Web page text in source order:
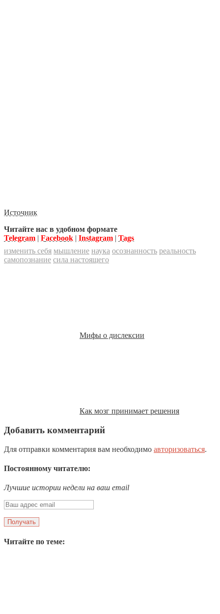
Источник
Читайте нас в удобном формате
Telegram | Facebook | Instagram | Tags
изменить себя мышление наука осознанность реальность
самопознание сила настоящего
Мифы о дислексии
Как мозг принимает решения
Добавить комментарий
Для отправки комментария вам необходимо авторизоваться.
Постоянному читателю:
Лучшие истории недели на ваш email
Читайте по теме: